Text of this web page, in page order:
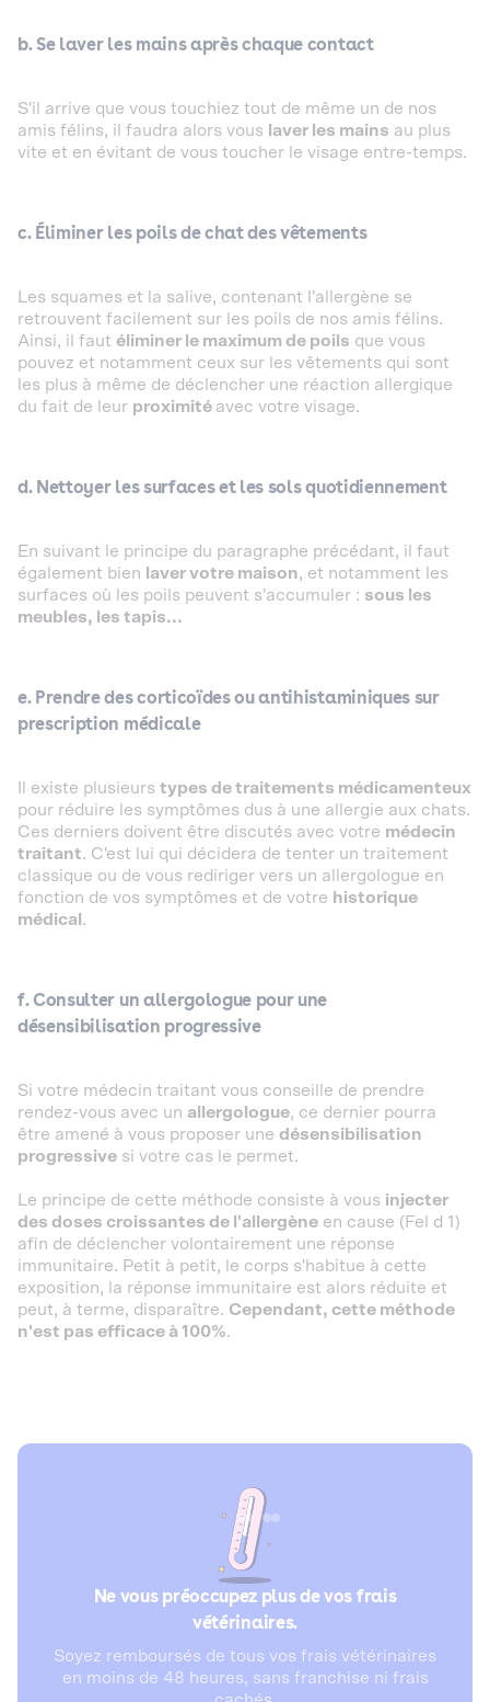
b. Se laver les mains après chaque contact
S'il arrive que vous touchiez tout de même un de nos
amis félins, il faudra alors vous laver les mains au plus
vite et en évitant de vous toucher le visage entre-temps.
c. Éliminer les poils de chat des vêtements
Les squames et la salive, contenant l'allergène se
retrouvent facilement sur les poils de nos amis félins.
Ainsi, il faut éliminer le maximum de poils que vous
pouvez et notamment ceux sur les vêtements qui sont
les plus à même de déclencher une réaction allergique
du fait de leur proximité avec votre visage.
d. Nettoyer les surfaces et les sols quotidiennement
En suivant le principe du paragraphe précédant, il faut
également bien laver votre maison, et notamment les
surfaces où les poils peuvent s'accumuler : sous les
meubles, les tapis...
e. Prendre descorticoïdes ou antihistaminiques sur
prescription médicale
Il existe plusieurs types de traitements médicamenteux
pour réduire les symptômes dus à une allergie aux chats.
Ces derniers doivent être discutés avec votre médecin
traitant. C'est lui qui décidera de tenter un traitement
classique ou de vous rediriger vers un allergologue en
fonction de vos symptômes et de votre historique
médical.
f. Consulter un allergologue pour une
désensibilisation progressive
Si votre médecin traitant vous conseille de prendre
rendez-vous avec un allergologue, ce dernier pourra
être amené à vous proposer une désensibilisation
progressive si votre cas le permet.
Le principe de cette méthode consiste à vous injecter
des doses croissantes de l'allergène en cause (Fel d 1)
afin de déclencher volontairement une réponse
immunitaire. Petit à petit, le corps s'habitue à cette
exposition, la réponse immunitaire est alors réduite et
peut, à terme, disparaître. Cependant, cette méthode
n'est pas efficace à 100%.
Ne vous préoccupez plus de vos frais
vétérinaires.
Soyez remboursés de tous vos frais vétérinaires
en moins de 48 heures, sans franchise ni frais